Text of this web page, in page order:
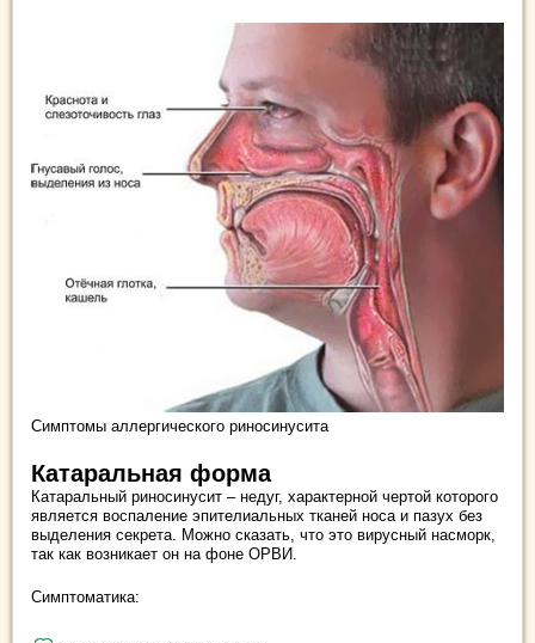
Симптомы аллергического риносинусита
Катаральная форма
Катаральный риносинусит – недуг, характерной чертой которого
является воспаление эпителиальных тканей носа и пазух без
выделения секрета. Можно сказать, что это вирусный насморк,
так как возникает он на фоне ОРВИ.
Симптоматика: